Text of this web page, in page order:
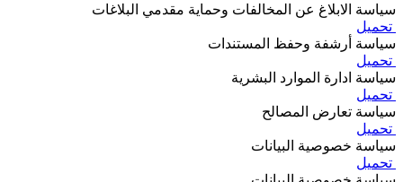
سياسة الابلاغ عن المخالفات وحماية مقدمي البلاغات
تحميل
سياسة أرشفة وحفظ المستندات
تحميل
سياسة ادارة الموارد البشرية
تحميل
سياسة تعارض المصالح
تحميل
سياسة خصوصية البيانات
تحميل